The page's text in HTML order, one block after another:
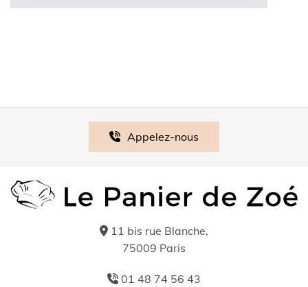
Appelez-nous
 11 bis rue Blanche,
75009 Paris
 01 48 74 56 43